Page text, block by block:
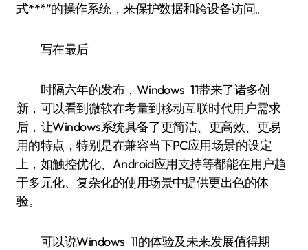
式***”的操作系统，来保护数据和跨设备访问。
写在最后
时隔六年的发布，Windows 11带来了诸多创
新，可以看到微软在考量到移动互联时代用户需求
后，让Windows系统具备了更简洁、更高效、更易
用的特点，特别是在兼容当下PC应用场景的设定
上，如触控优化、Android应用支持等都能在用户趋
于多元化、复杂化的使用场景中提供更出色的体
验。
可以说Windows 11的体验及未来发展值得期